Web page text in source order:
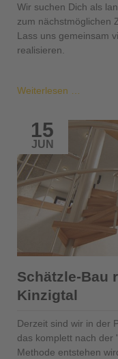
Wir suchen Dich als
zum nächstmöglichen
Lass uns gemeinsam
realisieren.
Weiterlesen …
Team
braucht
15
JUN
Schätzle-Bau
Kinzigtal
Derzeit sind wir in der
das komplett nach der
Methode entstehen